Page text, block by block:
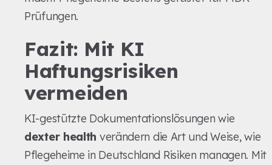
Prüfungen.
Fazit: Mit KI
Haftungsrisiken
vermeiden
KI-gestützte Dokumentationslösungen wie
dexter health verändern die Art und Weise, wie
Pflegeheime in Deutschland Risiken managen. Mit